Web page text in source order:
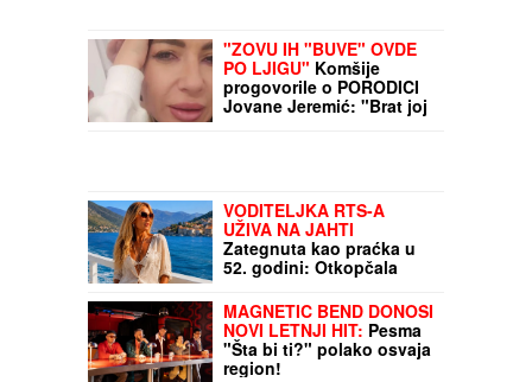
"ZOVU IH "BUVE" OVDE
PO LJIGU" Komšije
progovorile o PORODICI
Jovane Jeremić: "Brat joj
VODITELJKA RTS-A
UŽIVA NA JAHTI
Zategnuta kao praćka u
52. godini: Otkopčala
važi za jednu od
najzgodnijih (Foto)
MAGNETIC BEND DONOSI
NOVI LETNJI HIT: Pesma
"Šta bi ti?" polako osvaja
region!